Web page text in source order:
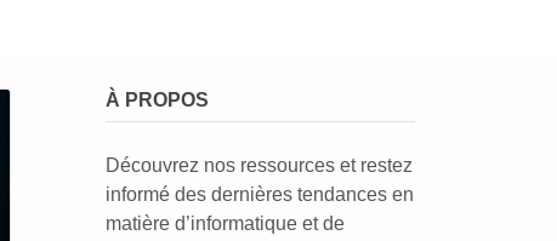
À PROPOS
Découvrez nos ressources et restez
informé des dernières tendances en
matière d’informatique et de